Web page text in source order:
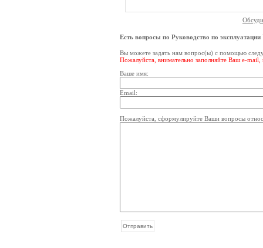
Есть вопросы по Руководство по
Вы можете задать нам вопрос(ы) с помощью
Пожалуйста, внимательно заполняйте Ваш e-
Ваше имя:
Email:
Пожалуйста, сформулируйте Ваши вопросы